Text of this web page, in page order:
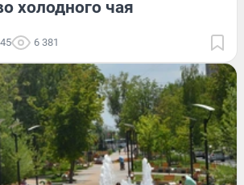
холодного чая
6 381